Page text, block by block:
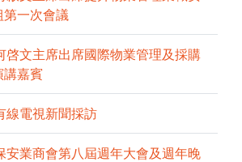
一次會議
啓文主席出席國際物業管理及採購
講嘉賓
線電視新聞採訪
安業商會第八屆週年大會及週年晚